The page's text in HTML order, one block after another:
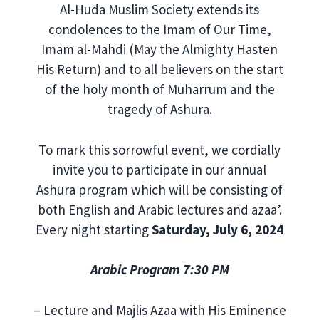
Al-Huda Muslim Society extends its
condolences to the Imam of Our Time,
Imam al-Mahdi (May the Almighty Hasten
His Return) and to all believers on the start
of the holy month of Muharrum and the
tragedy of Ashura.
To mark this sorrowful event, we cordially
invite you to participate in our annual
Ashura program which will be consisting of
both English and Arabic lectures and azaa’.
Every night startingSaturday, July 6, 2024
Arabic Program 7:30 PM
– Lecture and Majlis Azaa with His Eminence